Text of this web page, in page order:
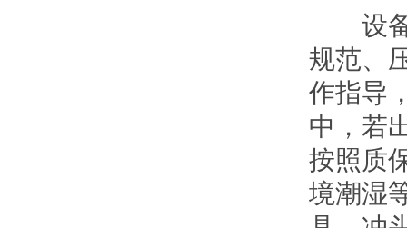
设备
规范、
作指导
中，若
按照质
境潮湿